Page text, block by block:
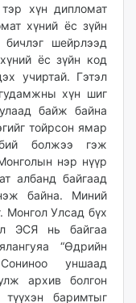
хүн дипломат
хүний ёс зүйн
шейрлээд
ёс зүйн код
учиртай. Гэтэл
хүн шиг
байж байна
тойрсон ямар
болжээ гэж
нэр нүүр
албанд байгаад
байна. Миний
Монгол Улсад бүх
ЭСЯ нь байгаа
“Өдрийн
уншаад
архив болгон
түүхэн баримтыг